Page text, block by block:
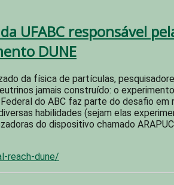
UFABC responsável
DUNE
da física de partículas,
jamais construído: o
do ABC faz parte do desafio
habilidades (sejam elas
do dispositivo chamado
reach-dune/